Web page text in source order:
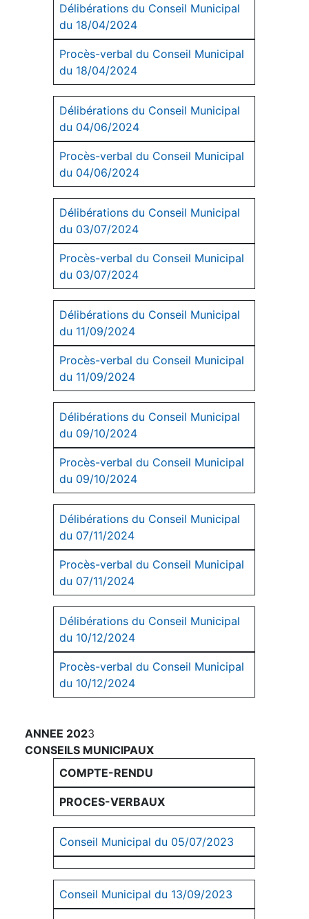
Délibérations du Conseil Municipal
du 18/04/2024
Procès-verbal du Conseil Municipal
du 18/04/2024
Délibérations du Conseil Municipal
du 04/06/2024
Procès-verbal du Conseil Municipal
du 04/06/2024
Délibérations du Conseil Municipal
du 03/07/2024
Procès-verbal du Conseil Municipal
du 03/07/2024
Délibérations du Conseil Municipal
du 11/09/2024
Procès-verbal du Conseil Municipal
du 11/09/2024
Délibérations du Conseil Municipal
du 09/10/2024
Procès-verbal du Conseil Municipal
du 09/10/2024
Délibérations du Conseil Municipal
du 07/11/2024
Procès-verbal du Conseil Municipal
du 07/11/2024
Délibérations du Conseil Municipal
du 10/12/2024
Procès-verbal du Conseil Municipal
du 10/12/2024
ANNEE 2023
CONSEILS MUNICIPAUX
COMPTE-RENDU
PROCES-VERBAUX
Conseil Municipal du 05/07/2023
Conseil Municipal du 13/09/2023